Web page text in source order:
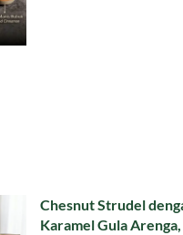
Chesnut Strudel
Karamel Gula Arenga,